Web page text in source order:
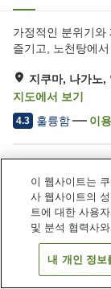
가정적인 분위기와
즐기고, 노천탕에
지쿠마, 나가노,
지도에서 보기
4.3 훌륭함 이
주차장
상점
이 웹사이트는
사 웹사이트의
트에 대한 사용
및 분석 협력사
내 개인 정보